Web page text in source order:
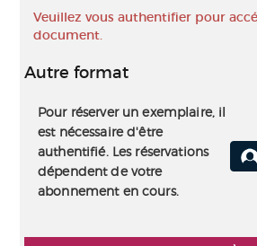
Veuillez vous authentifier pour
document.
Autre format
Pour réserver un exemplaire, il
est nécessaire d'être
authentifié. Les réservations
dépendent de votre
abonnement en cours.